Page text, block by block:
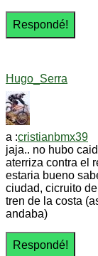
Hugo_Serra
a :cristianbmx39
jaja.. no hubo
aterriza contra el
estaria bueno
ciudad, cicruito
tren de la costa
andaba)